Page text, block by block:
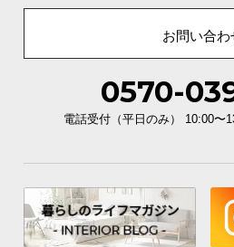
お問い合わ
0570-
電話受付（平日のみ） 10:00〜